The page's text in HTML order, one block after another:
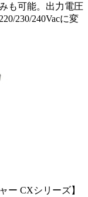
も可能。出力電圧
230/240Vacに変
ー CXシリーズ】